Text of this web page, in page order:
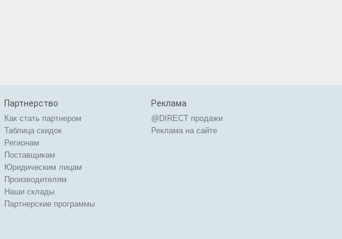
Партнерство
Как стать партнером
Таблица скидок
Регионам
Поставщикам
Юридическим лицам
Производителям
Наши склады
Партнерские программы
Реклама
@DIRECT продажи
Реклама на сайте